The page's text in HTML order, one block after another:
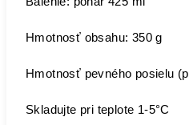
Hmotnosť obsahu: 350 g
Hmotnosť pevného posielu
Skladujte pri teplote 1-5°C